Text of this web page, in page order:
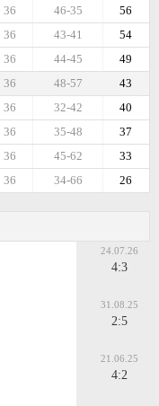
56
46-35
36
54
43-41
36
49
44-45
36
43
48-57
36
40
32-42
36
37
35-48
36
33
45-62
36
26
34-66
36
24.07.26
4:3
31.08.25
2:5
21.06.25
4:2